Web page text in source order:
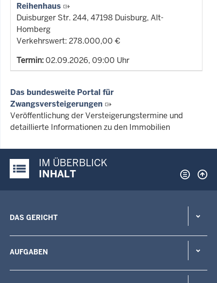
Reihenhaus
Duisburger Str. 244, 47198 Duisburg, Alt-
Homberg
Verkehrswert: 278.000,00 €
Termin:02.09.2026, 09:00 Uhr
Das bundesweite Portal für
Zwangsversteigerungen
Veröffentlichung der Versteigerungstermine und
detaillierte Informationen zu den Immobilien
Justiz-Portal im Überblick:
IM ÜBERBLICK
INHALT
DAS GERICHT
AUFGABEN